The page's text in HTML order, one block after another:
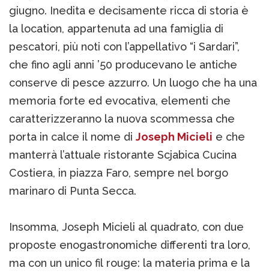
giugno. Inedita e decisamente ricca di storia è
la location, appartenuta ad una famiglia di
pescatori, più noti con l’appellativo “i Sardari”,
che fino agli anni ’50 producevano le antiche
conserve di pesce azzurro. Un luogo che ha una
memoria forte ed evocativa, elementi che
caratterizzeranno la nuova scommessa che
porta in calce il nome di Joseph Micieli e che
manterrà l’attuale ristorante Scjabica Cucina
Costiera, in piazza Faro, sempre nel borgo
marinaro di Punta Secca.
Insomma, Joseph Micieli al quadrato, con due
proposte enogastronomiche differenti tra loro,
ma con un unico fil rouge: la materia prima e la